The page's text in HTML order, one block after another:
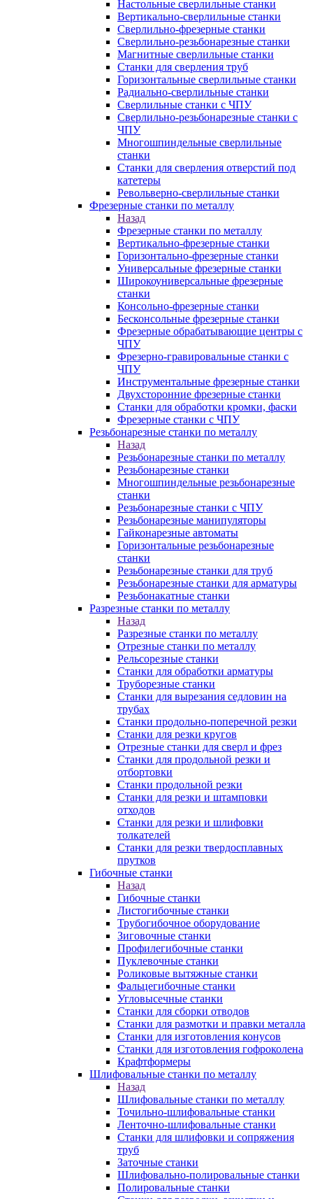
Настольные сверлильные станки
Вертикально-сверлильные станки
Сверлильно-фрезерные станки
Сверлильно-резьбонарезные станки
Магнитные сверлильные станки
Станки для сверления труб
Горизонтальные сверлильные станки
Радиально-сверлильные станки
Сверлильные станки с ЧПУ
Сверлильно-резьбонарезные станки с
ЧПУ
Многошпиндельные сверлильные
станки
Станки для сверления отверстий под
катетеры
Револьверно-сверлильные станки
Фрезерные станки по металлу
Назад
Фрезерные станки по металлу
Вертикально-фрезерные станки
Горизонтально-фрезерные станки
Универсальные фрезерные станки
Широкоуниверсальные фрезерные
станки
Консольно-фрезерные станки
Бесконсольные фрезерные станки
Фрезерные обрабатывающие центры с
ЧПУ
Фрезерно-гравировальные станки с
ЧПУ
Инструментальные фрезерные станки
Двухсторонние фрезерные станки
Станки для обработки кромки, фаски
Фрезерные станки с ЧПУ
Резьбонарезные станки по металлу
Назад
Резьбонарезные станки по металлу
Резьбонарезные станки
Многошпиндельные резьбонарезные
станки
Резьбонарезные станки с ЧПУ
Резьбонарезные манипуляторы
Гайконарезные автоматы
Горизонтальные резьбонарезные
станки
Резьбонарезные станки для труб
Резьбонарезные станки для арматуры
Резьбонакатные станки
Разрезные станки по металлу
Назад
Разрезные станки по металлу
Отрезные станки по металлу
Рельсорезные станки
Станки для обработки арматуры
Труборезные станки
Станки для вырезания седловин на
трубаx
Станки продольно-поперечной резки
Станки для резки кругов
Отрезные станки для сверл и фрез
Станки для продольной резки и
отбортовки
Станки продольной резки
Станки для резки и штамповки
отходов
Станки для резки и шлифовки
толкателей
Станки для резки твердосплавных
прутков
Гибочные станки
Назад
Гибочные станки
Листогибочные станки
Трубогибочное оборудование
Зиговочные станки
Профилегибочные станки
Пуклевочные станки
Роликовые вытяжные станки
Фальцегибочные станки
Угловысечные станки
Станки для сборки отводов
Станки для размотки и правки металла
Станки для изготовления конусов
Станки для изготовления гофроколена
Крафтформеры
Шлифовальные станки по металлу
Назад
Шлифовальные станки по металлу
Точильно-шлифовальные станки
Ленточно-шлифовальные станки
Станки для шлифовки и сопряжения
труб
Заточные станки
Шлифовально-полировальные станки
Полировальные станки